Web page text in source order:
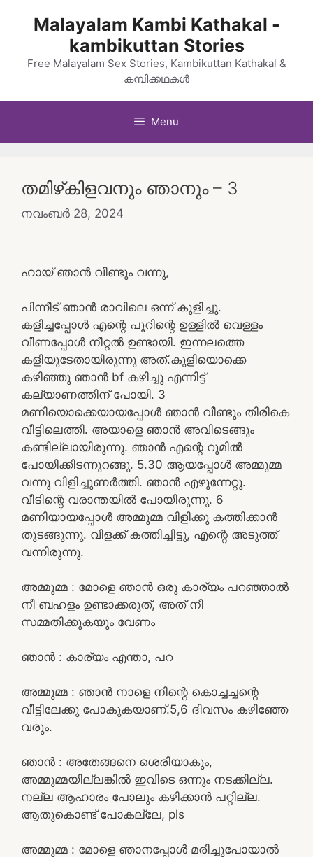
Malayalam Kambi Kathakal -
kambikuttan Stories
Free Malayalam Sex Stories, Kambikuttan Kathakal &
കമ്പിക്കഥകൾ
Menu
തമിഴ്‌കിളവനും ഞാനും – 3
നവംബർ 28, 2024
ഹായ്‌ ഞാൻ വീണ്ടും വന്നു,
പിന്നീട് ഞാൻ രാവിലെ ഒന്ന് കുളിച്ചു.
കളിച്ചപ്പോൾ എന്റെ പൂറിന്റെ ഉള്ളിൽ വെള്ളം
വീണപ്പോൾ നീറ്റൽ ഉണ്ടായി. ഇന്നലത്തെ
കളിയുടേതായിരുന്നു അത്.കുളിയൊക്കെ
കഴിഞ്ഞു ഞാൻ bf കഴിച്ചു എന്നിട്ട്
കല്യാണത്തിന് പോയി. 3
മണിയൊക്കെയായപ്പോൾ ഞാൻ വീണ്ടും തിരികെ
വീട്ടിലെത്തി. അയാളെ ഞാൻ അവിടെങ്ങും
കണ്ടില്ലായിരുന്നു. ഞാൻ എന്റെ റൂമിൽ
പോയിക്കിടന്നുറങ്ങു. 5.30 ആയപ്പോൾ അമ്മുമ്മ
വന്നു വിളിച്ചുണർത്തി. ഞാൻ എഴുന്നേറ്റു.
വീടിന്റെ വരാന്തയിൽ പോയിരുന്നു. 6
മണിയായപ്പോൾ അമ്മുമ്മ വിളിക്കു കത്തിക്കാൻ
തുടങ്ങുന്നു. വിളക്ക് കത്തിച്ചിട്ടു, എന്റെ അടുത്ത്
വന്നിരുന്നു.
അമ്മുമ്മ : മോളെ ഞാൻ ഒരു കാര്യം പറഞ്ഞാൽ
നീ ബഹളം ഉണ്ടാക്കരുത്, അത് നീ
സമ്മതിക്കുകയും വേണം
ഞാൻ : കാര്യം എന്താ, പറ
അമ്മുമ്മ : ഞാൻ നാളെ നിന്റെ കൊച്ചച്ചന്റെ
വീട്ടിലേക്കു പോകുകയാണ്.5,6 ദിവസം കഴിഞ്ഞേ
വരും.
ഞാൻ : അതേങ്ങനെ ശെരിയാകും,
അമ്മുമ്മയില്ലങ്കിൽ ഇവിടെ ഒന്നും നടക്കില്ല.
നല്ല ആഹാരം പോലും കഴിക്കാൻ പറ്റില്ല.
ആതുകൊണ്ട് പോകല്ലേ, pls
അമ്മുമ്മ : മോളെ ഞാനപ്പോൾ മരിച്ചുപോയാൽ